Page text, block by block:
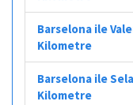
Barselona ile
Kilometre
Barselona ile
Kilometre